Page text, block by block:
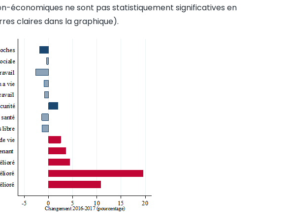
économiques ne sont pas statistiquement significatives en
claires dans la graphique).